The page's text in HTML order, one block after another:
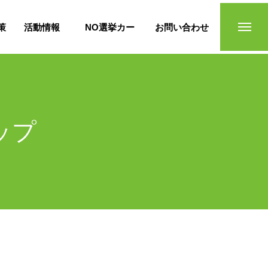
活動情報 NO選挙カー お問い合わせ
プ